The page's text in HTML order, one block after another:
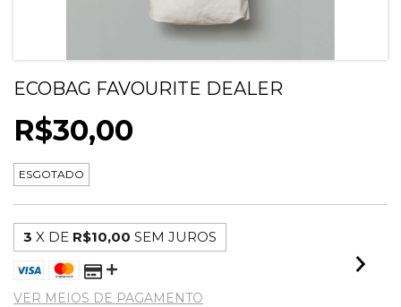
ECOBAG FAVOURITE DEALER
R$30,00
ESGOTADO
3 X DE R$10,00 SEM JUROS
VER MEIOS DE PAGAMENTO